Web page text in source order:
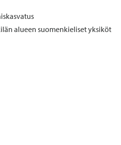
alueen suomenkieliset yksiköt